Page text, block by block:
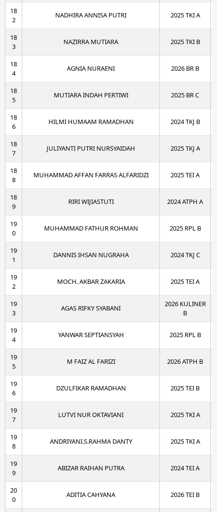
18
2
NADHIRA ANNISA PUTRI 2025 TKI A
18
3
NAZIRRA MUTIARA 2025 TKI B
18
4
AGNIA NURAENI 2026 BR B
18
5
MUTIARA INDAH PERTIWI 2025 BR C
18
6
HILMI HUMAAM RAMADHAN 2024 TKJ B
18
7
JULIYANTI PUTRI NURSYAIDAH 2025 TKJ A
18
8
MUHAMMAD AFFAN FARRAS ALFARIDZI 2025 TEI A
18
9
RIRI WIJIASTUTI 2024 ATPH A
19
0
MUHAMMAD FATHUR ROHMAN 2025 RPL B
19
1
DANNIS IHSAN NUGRAHA 2024 TKJ C
19
2
MOCH. AKBAR ZAKARIA 2025 TEI A
19
3
AGAS RIFKY SYABANI
2026 KULINER
B
19
4
YANWAR SEPTIANSYAH 2025 RPL B
19
5
M FAIZ AL FARIZI 2026 ATPH B
19
6
DZULFIKAR RAMADHAN 2025 TEI B
19
7
LUTVI NUR OKTAVIANI 2025 TKI A
19
8
ANDRIYANI.S.RAHMA DANTY 2025 TKI A
19
9
ABIZAR RAIHAN PUTRA 2024 TEI A
20
0
ADITIA CAHYANA 2026 TEI B